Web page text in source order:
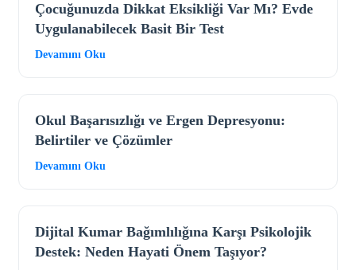
Çocuğunuzda Dikkat Eksikliği Var Mı? Evde
Uygulanabilecek Basit Bir Test
Devamını Oku
Okul Başarısızlığı ve Ergen Depresyonu:
Belirtiler ve Çözümler
Devamını Oku
Dijital Kumar Bağımlılığına Karşı Psikolojik
Destek: Neden Hayati Önem Taşıyor?